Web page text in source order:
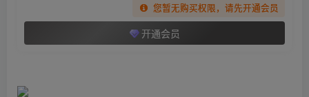
您暂无购买权限，请先开通会员
开通会员